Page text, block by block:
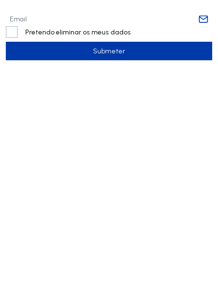
Pretendo eliminar os meus dados
Submeter
Submeter